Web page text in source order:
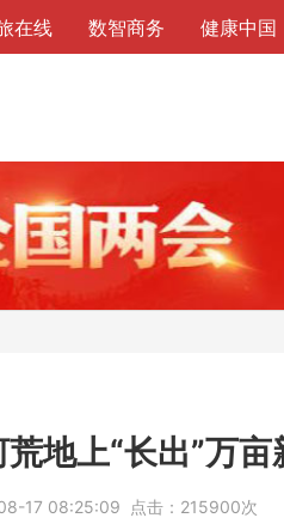
在线 数智商务 健康中国
地上“长出”万
17 08:25:09 点击： 215900次